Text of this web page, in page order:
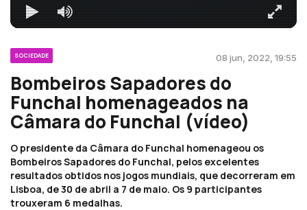
SOCIEDADE 08 jun, 2022, 19:55
Bombeiros Sapadores do
Funchal homenageados na
Câmara do Funchal (vídeo)
O presidente da Câmara do Funchal homenageou os
Bombeiros Sapadores do Funchal, pelos excelentes
resultados obtidos nos jogos mundiais, que decorreram em
Lisboa, de 30 de abril a 7 de maio. Os 9 participantes
trouxeram 6 medalhas.